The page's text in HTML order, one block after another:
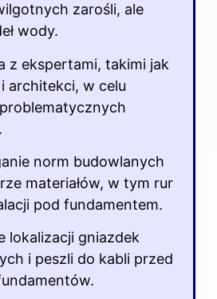
zarośli, ale
wody.
z ekspertami, takimi jak
architekci, w celu
norm budowlanych
materiałów, w tym rur
pod fundamentem.
lokalizacji gniazdek
i peszli do kabli przed